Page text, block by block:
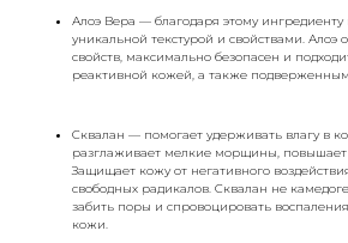
Алоэ Вера — благодаря этому
уникальной текстурой и свойствами. Алоэ
свойств, максимально безопасен и
реактивной кожей, а также
Сквалан — помогает удерживать влагу в
разглаживает мелкие морщины, повышает
Защищает кожу от негативного
свободных радикалов. Сквалан не
забить поры и спровоцировать
кожи.